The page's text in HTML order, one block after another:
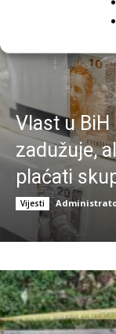
Vlast u BiH
zadužuje,
plaćati
Vijesti